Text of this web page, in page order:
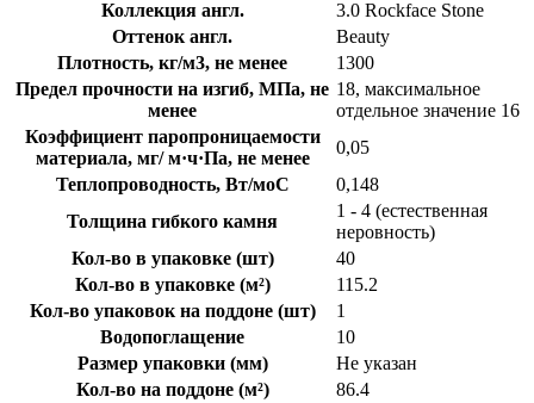
Коллекция англ.
3.0 Rockface Stone
Оттенок англ.
Beauty
Плотность, кг/м3, не менее
1300
Предел прочности на изгиб, МПа, не
менее
18, максимальное
отдельное значение 16
Коэффициент паропроницаемости
материала, мг/ м·ч·Па, не менее
0,05
Теплопроводность, Вт/моС
0,148
Толщина гибкого камня
1 - 4 (естественная
неровность)
Кол-во в упаковке (шт)
40
Кол-во в упаковке (м²)
115.2
Кол-во упаковок на поддоне (шт)
1
Водопоглащение
10
Размер упаковки (мм)
Не указан
Кол-во на поддоне (м²)
86.4